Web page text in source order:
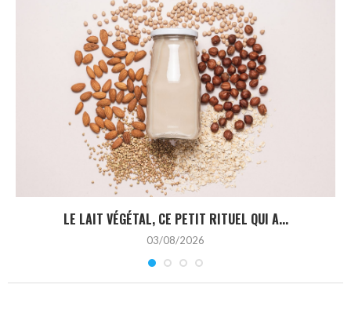
LE LAIT VÉGÉTAL, CE PETIT RITUEL QUI A...
03/08/2026